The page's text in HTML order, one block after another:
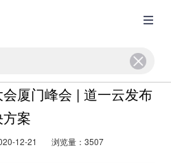
厦门峰会 | 道一云发布
案
12-21 浏览量：3507